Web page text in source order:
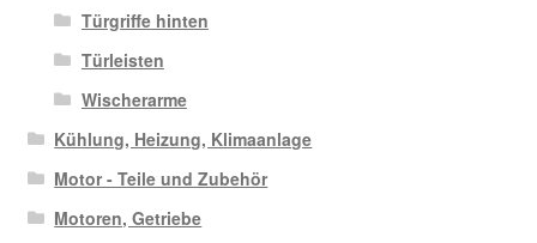
Türgriffe hinten
Türleisten
Wischerarme
Kühlung, Heizung, Klimaanlage
Motor - Teile und Zubehör
Motoren, Getriebe